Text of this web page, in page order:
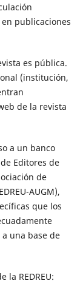
publicaciones
es pública.
(institución,
de la revista
a un banco
Editores de
de
AUGM),
que los
una base de
la REDREU: